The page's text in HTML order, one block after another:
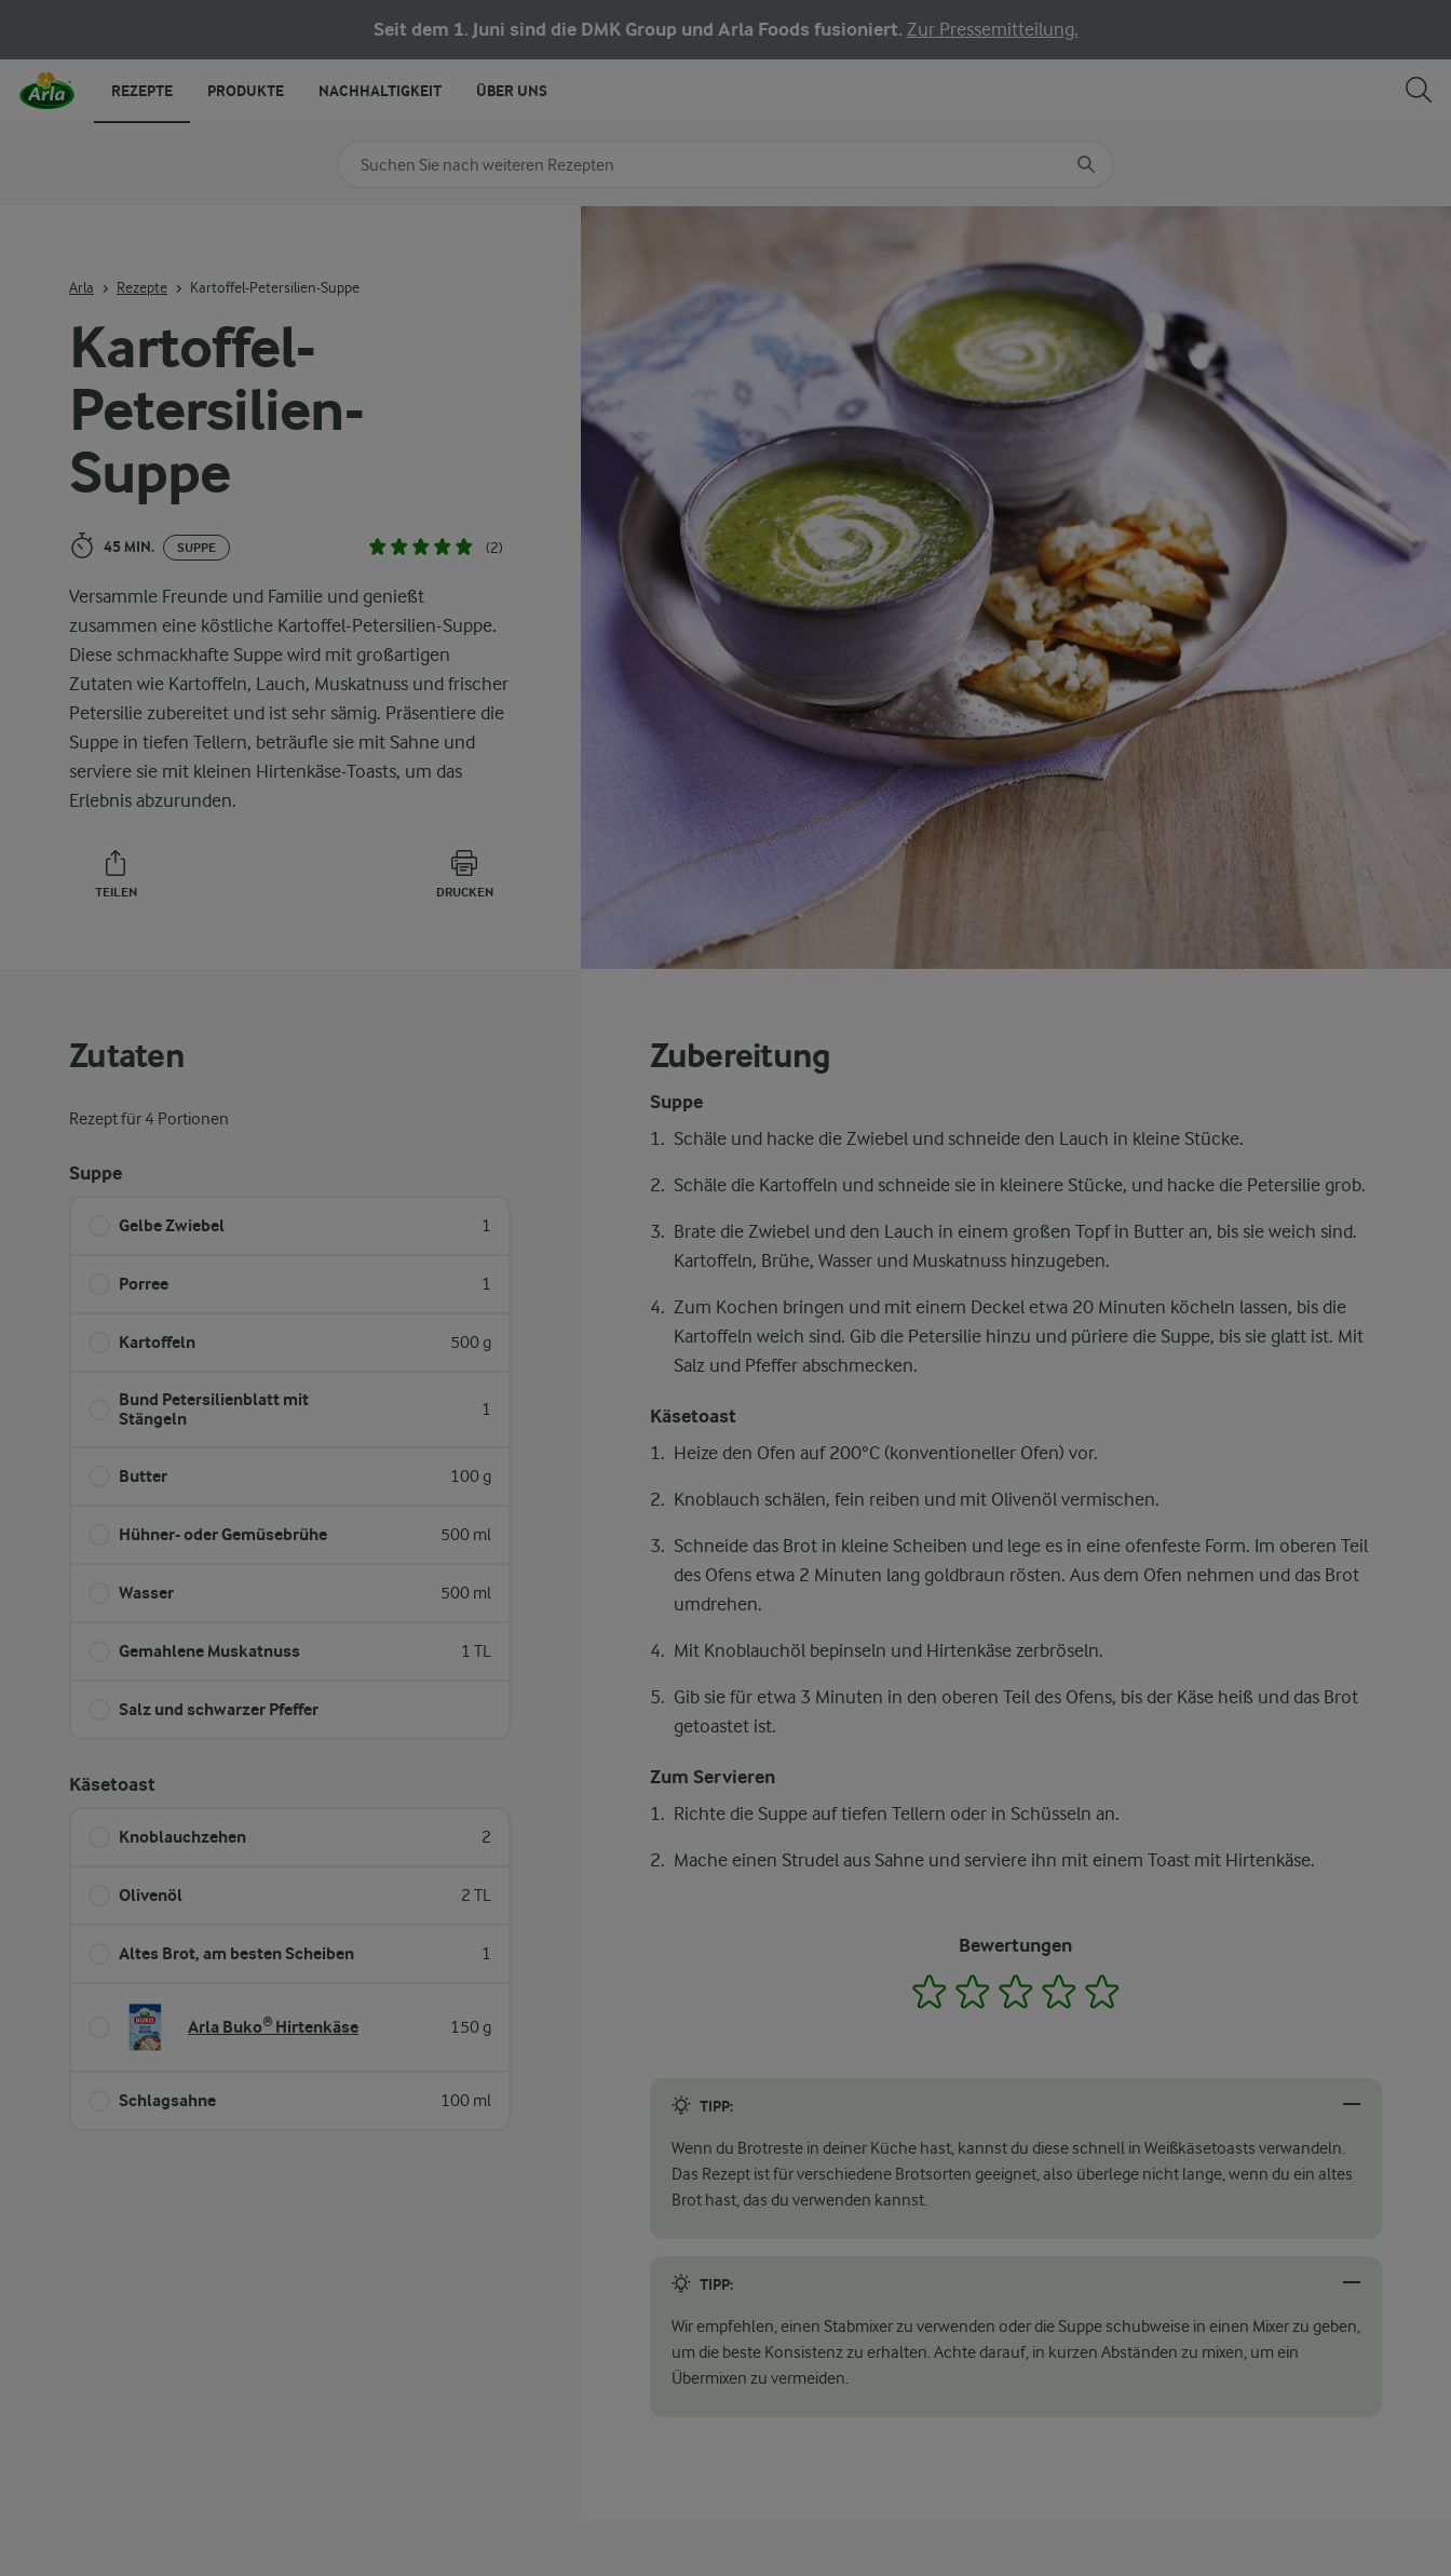
Seit dem 1. Juni sind die DMK Group und Arla Foods fusioniert. Zur Pressemitteilung.
Kartoffel-
Petersilien-
Suppe
45 MIN. SUPPE (2)
Versammle Freunde und Familie und genießt
zusammen eine köstliche Kartoffel-Petersilien-Suppe.
Diese schmackhafte Suppe wird mit großartigen
Zutaten wie Kartoffeln, Lauch, Muskatnuss und frischer
Petersilie zubereitet und ist sehr sämig. Präsentiere die
Suppe in tiefen Tellern, beträufle sie mit Sahne und
serviere sie mit kleinen Hirtenkäse-Toasts, um das
Erlebnis abzurunden.
TEILEN DRUCKEN
Arla Rezepte Kartoffel-Petersilien-Suppe
Zutaten
Rezept für 4 Portionen
Suppe
Gelbe Zwiebel 1
Porree 1
Kartoffeln 500 g
Bund Petersilienblatt mit
Stängeln
1
Butter 100 g
Hühner- oder Gemüsebrühe 500 ml
Wasser 500 ml
Gemahlene Muskatnuss 1 TL
Salz und schwarzer Pfeffer
Käsetoast
Knoblauchzehen 2
Olivenöl 2 TL
Altes Brot, am besten Scheiben 1
Arla Buko® Hirtenkäse 150 g
Schlagsahne 100 ml
Zubereitung
Suppe
Schäle und hacke die Zwiebel und schneide den Lauch in kleine Stücke.
Schäle die Kartoffeln und schneide sie in kleinere Stücke, und hacke die Petersilie grob.
Brate die Zwiebel und den Lauch in einem großen Topf in Butter an, bis sie weich sind.
Kartoffeln, Brühe, Wasser und Muskatnuss hinzugeben.
Zum Kochen bringen und mit einem Deckel etwa 20 Minuten köcheln lassen, bis die
Kartoffeln weich sind. Gib die Petersilie hinzu und püriere die Suppe, bis sie glatt ist. Mit
Salz und Pfeffer abschmecken.
Käsetoast
Heize den Ofen auf 200°C (konventioneller Ofen) vor.
Knoblauch schälen, fein reiben und mit Olivenöl vermischen.
Schneide das Brot in kleine Scheiben und lege es in eine ofenfeste Form. Im oberen Teil
des Ofens etwa 2 Minuten lang goldbraun rösten. Aus dem Ofen nehmen und das Brot
umdrehen.
Mit Knoblauchöl bepinseln und Hirtenkäse zerbröseln.
Gib sie für etwa 3 Minuten in den oberen Teil des Ofens, bis der Käse heiß und das Brot
getoastet ist.
Zum Servieren
Richte die Suppe auf tiefen Tellern oder in Schüsseln an.
Mache einen Strudel aus Sahne und serviere ihn mit einem Toast mit Hirtenkäse.
Bewertungen
1 2 3 4
TIPP:
Wenn du Brotreste in deiner Küche hast, kannst du diese schnell in Weißkäsetoasts verwandeln.
Das Rezept ist für verschiedene Brotsorten geeignet, also überlege nicht lange, wenn du ein altes
Brot hast, das du verwenden kannst.
TIPP:
Wir empfehlen, einen Stabmixer zu verwenden oder die Suppe schubweise in einen Mixer zu geben,
um die beste Konsistenz zu erhalten. Achte darauf, in kurzen Abständen zu mixen, um ein
Übermixen zu vermeiden.
Nach Kategorie suchen
REZEPTE PRODUKTE NACHHALTIGKEIT ÜBER UNS